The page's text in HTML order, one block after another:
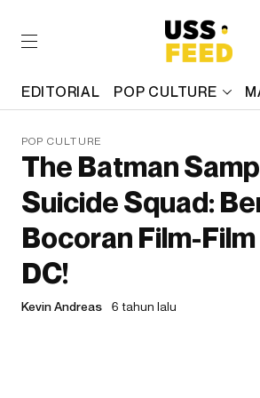
EDITORIAL POP CULTURE
POP CULTURE
The Batman
Suicide Squad:
Bocoran Film-
DC!
Kevin Andreas 6 tahun lalu